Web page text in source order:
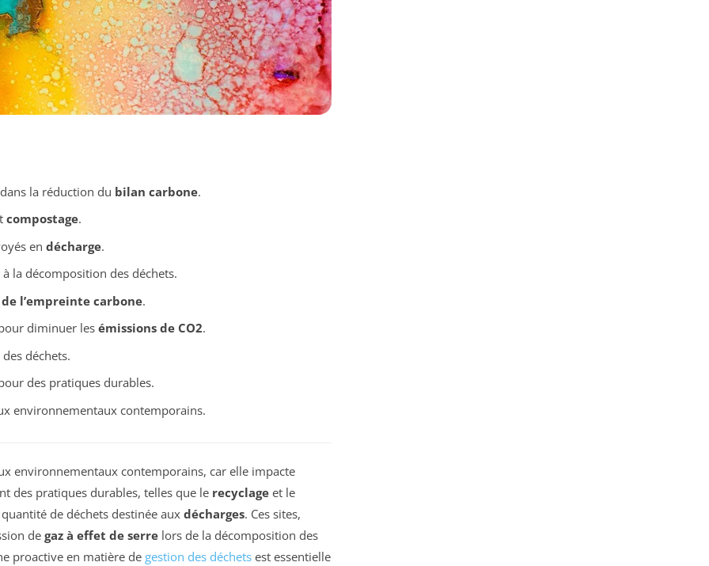
la réduction du bilan carbone.
compostage.
en décharge.
la décomposition des déchets.
l’empreinte carbone.
diminuer les émissions de CO2.
des déchets.
des pratiques durables.
environnementaux contemporains.
environnementaux contemporains, car elle impacte
des pratiques durables, telles que le recyclage et le
de déchets destinée aux décharges. Ces sites,
de gaz à effet de serre lors de la décomposition des
proactive en matière de gestion des déchets est essentielle